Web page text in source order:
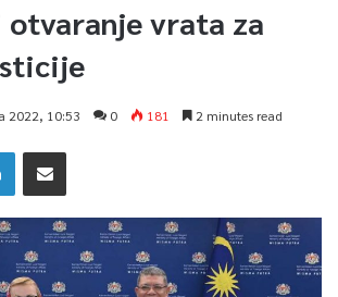
otvaranje vrata za
2022, 10:53 0 181 2 minutes read